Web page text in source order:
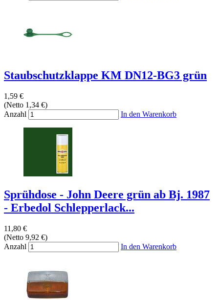
Staubschutzklappe KM DN12-BG3 grün
1,59 €
(Netto 1,34 €)
Anzahl
In den Warenkorb
Sprühdose - John Deere grün ab Bj. 1987
- Erbedol Schlepperlack...
11,80 €
(Netto 9,92 €)
Anzahl
In den Warenkorb